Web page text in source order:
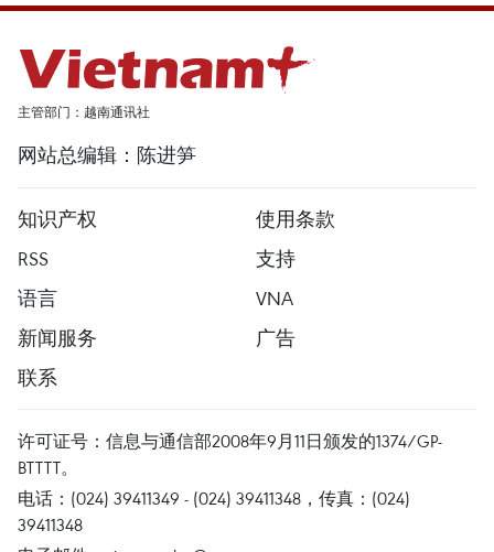
主管部门：越南通讯社
网站总编辑：陈进笋
知识产权
使用条款
RSS
支持
语言
VNA
新闻服务
广告
联系
许可证号：信息与通信部2008年9月11日颁发的1374/GP-
BTTTT。
电话：(024) 39411349 - (024) 39411348，传真：(024)
39411348